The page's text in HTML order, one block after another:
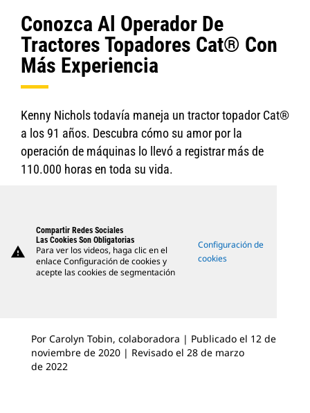
Conozca Al Operador De
Tractores Topadores Cat® Con
Más Experiencia
Kenny Nichols todavía maneja un tractor topador Cat®
a los 91 años. Descubra cómo su amor por la
operación de máquinas lo llevó a registrar más de
110.000 horas en toda su vida.
warning
Compartir Redes Sociales
Las Cookies Son Obligatorias
Para ver los videos, haga clic en el
enlace Configuración de cookies y
acepte las cookies de segmentación
Configuración de
cookies
Por Carolyn Tobin, colaboradora | Publicado el 12 de
noviembre de 2020 | Revisado el 28 de marzo
de 2022